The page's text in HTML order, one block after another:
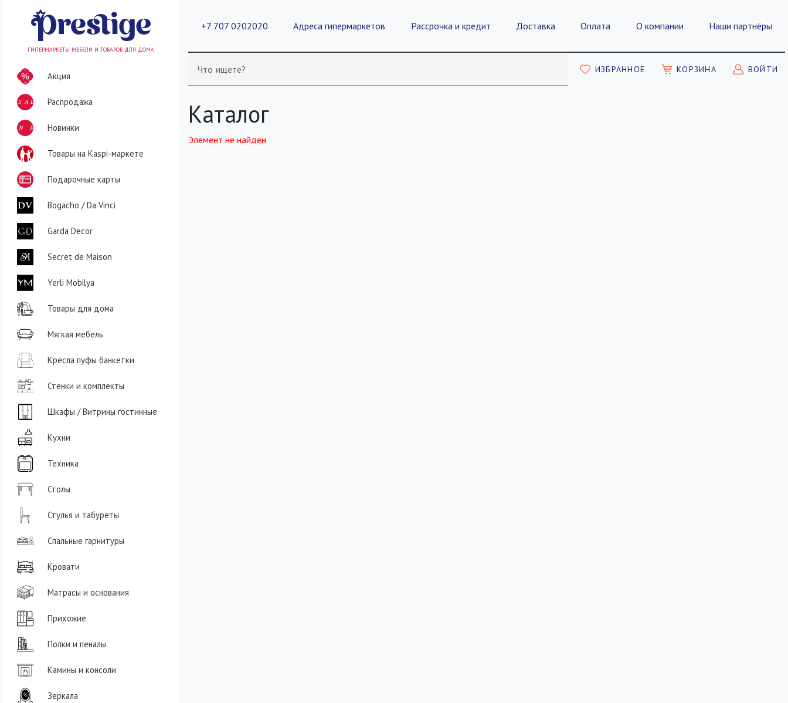
+7 707 0202020 Адреса гипермаркетов Рассрочка и кредит Доставка Оплата О компании Наши партнёры
Что ищете? ИЗБРАННОЕ КОРЗИНА ВОЙТИ
ГИПЕРМАРКЕТЫ МЕБЕЛИ И ТОВАРОВ ДЛЯ ДОМА
Акция
SALE Распродажа
NEWНовинки
Товары на Kaspi-маркете
Подарочные карты
Bogacho / Da Vinci
Garda Decor
Secret de Maison
Yerli Mobilya
Товары для дома
Мягкая мебель
Кресла пуфы банкетки
Стенки и комплекты
Шкафы / Витрины гостинные
Кухни
Техника
Столы
Стулья и табуреты
Спальные гарнитуры
Кровати
Матрасы и основания
Прихожие
Полки и пеналы
Камины и консоли
Зеркала
Каталог
Элемент не найден